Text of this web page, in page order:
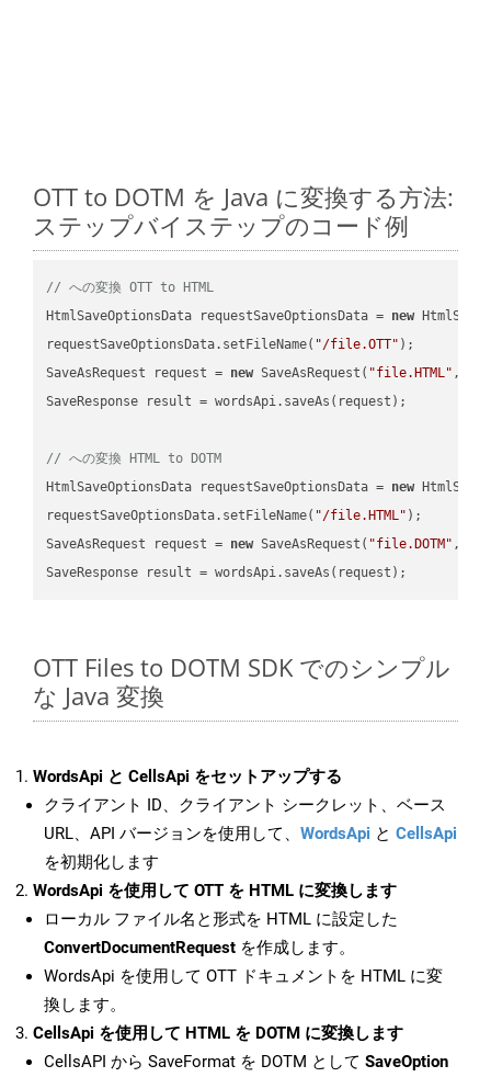
OTT to DOTM を Java に変換する方法:
ステップバイステップのコード例
// への変換 OTT to HTML
HtmlSaveOptionsData requestSaveOptionsData = new
requestSaveOptionsData.setFileName( "/file.OTT" );
SaveAsRequest request = new SaveAsRequest( "file.HTML"
SaveResponse result = wordsApi.saveAs(request);
// への変換 HTML to DOTM
HtmlSaveOptionsData requestSaveOptionsData = new
requestSaveOptionsData.setFileName( "/file.HTML" );
SaveAsRequest request = new SaveAsRequest( "file.DOTM"
OTT Files to DOTM SDK でのシンプル
な Java 変換
WordsApi と CellsApi をセットアップする
クライアント ID、クライアント シークレット、ベース
URL、API バージョンを使用して、 WordsApi と CellsApi
を初期化します
WordsApi を使用して OTT を HTML に変換します
ローカル ファイル名と形式を HTML に設定した
ConvertDocumentRequest を作成します。
WordsApi を使用して OTT ドキュメントを HTML に変
換します。
CellsApi を使用して HTML を DOTM に変換します
CellsAPI から SaveFormat を DOTM として SaveOption